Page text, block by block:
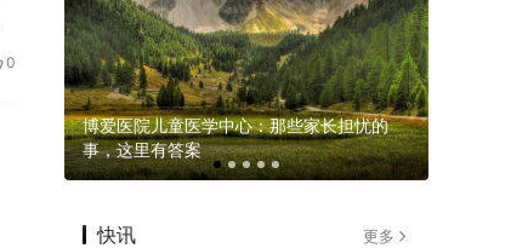
0
博爱医院儿童医学中心：那些家长担忧的
事，这里有答案
快讯 更多